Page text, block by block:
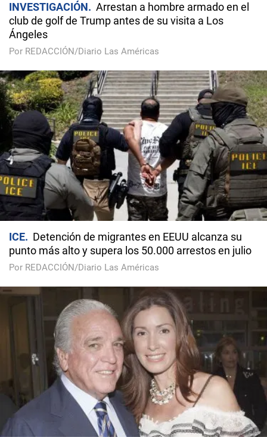
INVESTIGACIÓN
Arrestan a hombre armado en el
club de golf de Trump antes de su visita a Los
Ángeles
Por REDACCIÓN/Diario Las Américas
ICE
Detención de migrantes en EEUU alcanza su
punto más alto y supera los 50.000 arrestos en julio
Por REDACCIÓN/Diario Las Américas